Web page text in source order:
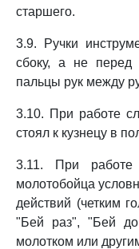
старшего.
3.9. Ручки
сбоку, а не перед
пальцы рук между
3.10. При работе
стоял к кузнецу в
3.11. При работе
молотобойца
действий (четким
"Бей раз", "Бей
молотком или